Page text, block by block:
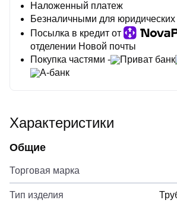
Наложенный платеж
Безналичными для юридических
Посылка в кредит от
отделении Новой почты
Покупка частями -
Приват банк
А-банк
Характеристики
Общие
Торговая марка
Тип изделия